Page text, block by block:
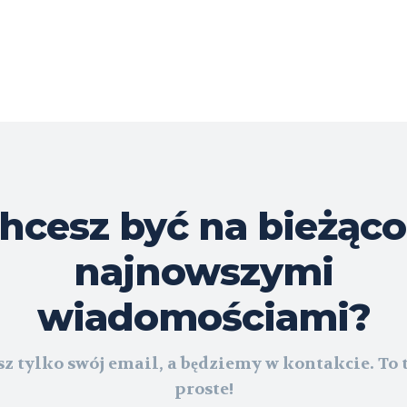
być na
najnowszymi
wiadomościami?
tylko swój email, a będziemy w kontakcie. To
proste!